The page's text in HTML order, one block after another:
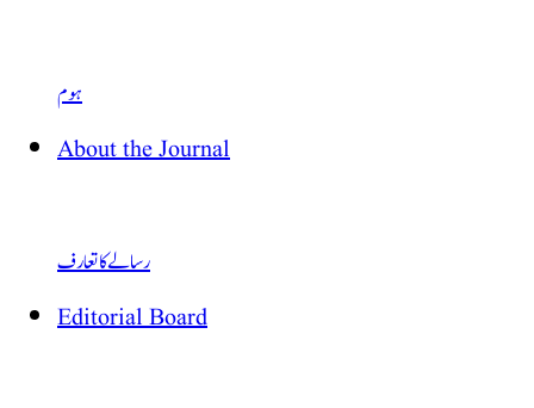
ہوم
About the Journal
رسالے کا تعارف
Editorial Board